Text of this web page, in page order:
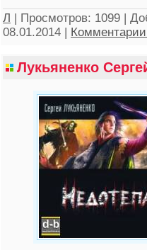
Л Просмотров: 1099
08.01.2014
Лукьяненко